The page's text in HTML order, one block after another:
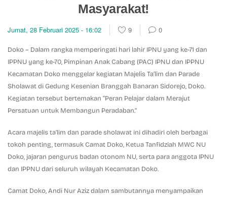
Masyarakat!
Jumat, 28 Februari 2025 - 16:02 9 0
Doko – Dalam rangka memperingati hari lahir IPNU yang ke-71 dan
IPPNU yang ke-70, Pimpinan Anak Cabang (PAC) IPNU dan IPPNU
Kecamatan Doko menggelar kegiatan Majelis Ta’lim dan Parade
Sholawat di Gedung Kesenian Branggah Banaran Sidorejo, Doko.
Kegiatan tersebut bertemakan “Peran Pelajar dalam Merajut
Persatuan untuk Membangun Peradaban.”
Acara majelis ta’lim dan parade sholawat ini dihadiri oleh berbagai
tokoh penting, termasuk Camat Doko, Ketua Tanfidziah MWC NU
Doko, jajaran pengurus badan otonom NU, serta para anggota IPNU
dan IPPNU dari seluruh wilayah Kecamatan Doko.
Camat Doko, Andi Nur Aziz dalam sambutannya menyampaikan